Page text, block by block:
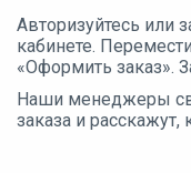
Авторизуйтесь или
кабинете.
«Оформить заказ».
Наши менеджеры
заказа и расскажут,